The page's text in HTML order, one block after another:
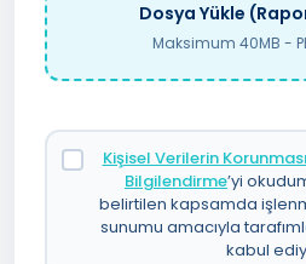
Dosya Yükle
Maksimum 40MB -
Kişisel Verilerin
Bilgilendirme’yi
belirtilen kapsamda
sunumu amacıyla
kabul